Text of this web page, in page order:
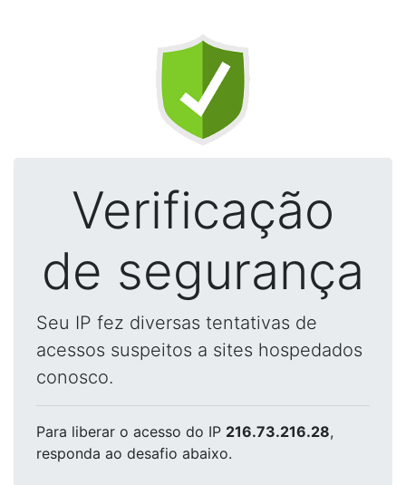
Verificação
de segurança
Seu IP fez diversas tentativas de
acessos suspeitos a sites hospedados
conosco.
Para liberar o acesso do IP 216.73.216.28,
responda ao desafio abaixo.